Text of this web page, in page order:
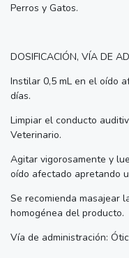
Perros y Gatos.
DOSIFICACIÓN, VÍA DE
Instilar 0,5 mL en el oído
días.
Limpiar el conducto
Veterinario.
Agitar vigorosamente y
oído afectado apretando
Se recomienda masajear
homogénea del producto.
Vía de administración: